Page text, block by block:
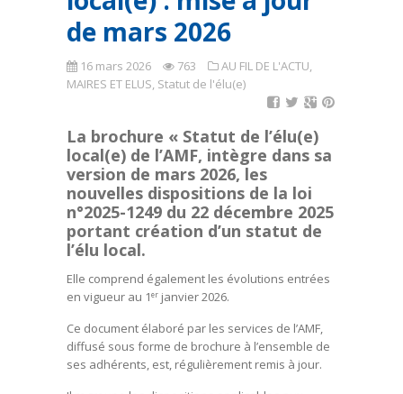
de mars 2026
16 mars 2026 763 AU FIL DE L'ACTU,
MAIRES ET ELUS, Statut de l'élu(e)
La brochure « Statut de l’élu(e)
local(e) de l’AMF, intègre dans sa
version de mars 2026, les
nouvelles dispositions de la loi
n°2025-1249 du 22 décembre 2025
portant création d’un statut de
l’élu local.
Elle comprend également les évolutions entrées
en vigueur au 1er janvier 2026.
Ce document élaboré par les services de l’AMF,
diffusé sous forme de brochure à l’ensemble de
ses adhérents, est, régulièrement remis à jour.